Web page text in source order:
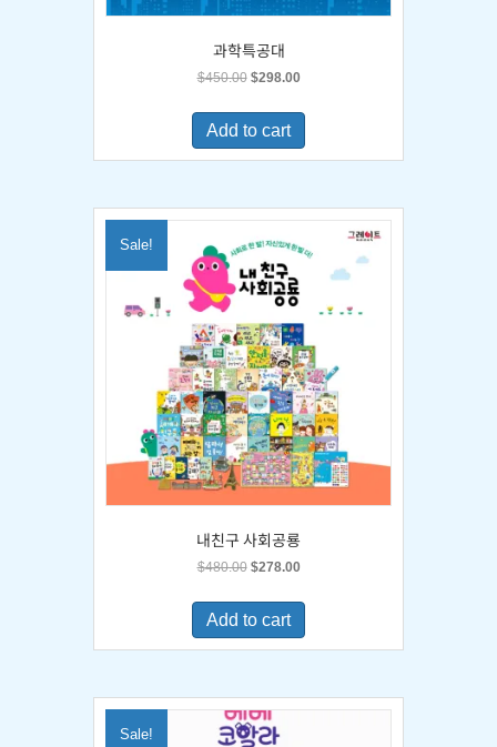
과학특공대
$450.00 Original
was:
$450.00.
$298.00Current
is:
Add to cart
Sale!
내친구 사회공룡
$480.00 Original
was:
$480.00.
$278.00Current
is:
Add to cart
Sale!